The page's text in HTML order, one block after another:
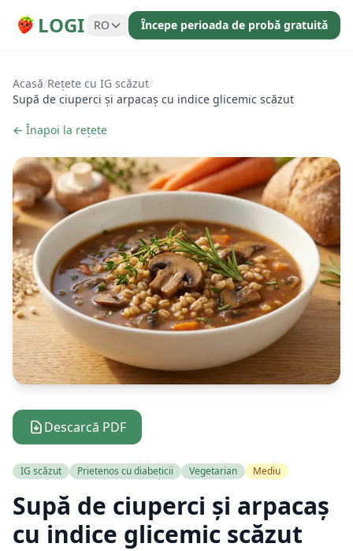
LOGI RO Începe perioada de probă gratuită
Acasă/Rețete cu IG scăzut/
Supă de ciuperci și arpacaș cu indice glicemic scăzut
← Înapoi la rețete
Descarcă PDF
IG scăzut Prietenos cu diabeticii Vegetarian Mediu
Supă de ciuperci și arpacaș
cu indice glicemic scăzut